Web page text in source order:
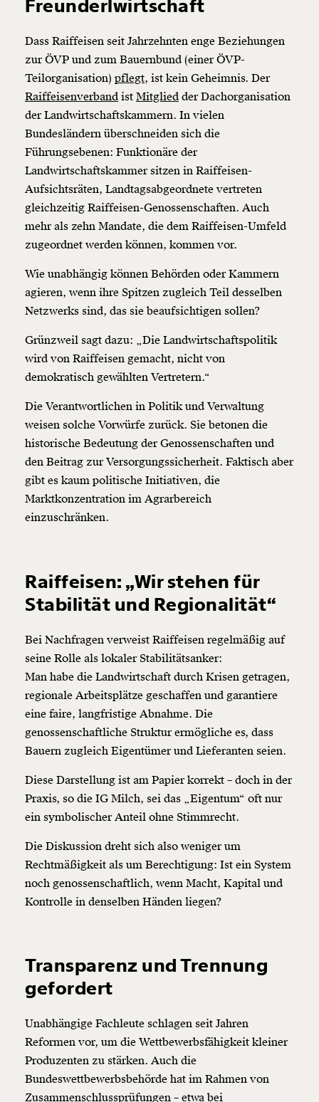
Freunderlwirtschaft
Dass Raiffeisen seit Jahrzehnten enge Beziehungen
zur ÖVP und zum Bauernbund (einer ÖVP-
Teilorganisation) pflegt, ist kein Geheimnis. Der
Raiffeisenverband ist Mitglied der Dachorganisation
der Landwirtschaftskammern. In vielen
Bundesländern überschneiden sich die
Führungsebenen: Funktionäre der
Landwirtschaftskammer sitzen in Raiffeisen-
Aufsichtsräten, Landtagsabgeordnete vertreten
gleichzeitig Raiffeisen-Genossenschaften. Auch
mehr als zehn Mandate, die dem Raiffeisen-Umfeld
zugeordnet werden können, kommen vor.
Wie unabhängig können Behörden oder Kammern
agieren, wenn ihre Spitzen zugleich Teil desselben
Netzwerks sind, das sie beaufsichtigen sollen?
Grünzweil sagt dazu: „Die Landwirtschaftspolitik
wird von Raiffeisen gemacht, nicht von
demokratisch gewählten Vertretern.“
Die Verantwortlichen in Politik und Verwaltung
weisen solche Vorwürfe zurück. Sie betonen die
historische Bedeutung der Genossenschaften und
den Beitrag zur Versorgungssicherheit. Faktisch aber
gibt es kaum politische Initiativen, die
Marktkonzentration im Agrarbereich
einzuschränken.
Raiffeisen: „Wir stehen für
Stabilität und Regionalität“
Bei Nachfragen verweist Raiffeisen regelmäßig auf
seine Rolle als lokaler Stabilitätsanker:
Man habe die Landwirtschaft durch Krisen getragen,
regionale Arbeitsplätze geschaffen und garantiere
eine faire, langfristige Abnahme. Die
genossenschaftliche Struktur ermögliche es, dass
Bauern zugleich Eigentümer und Lieferanten seien.
Diese Darstellung ist am Papier korrekt – doch in der
Praxis, so die IG Milch, sei das „Eigentum“ oft nur
ein symbolischer Anteil ohne Stimmrecht.
Die Diskussion dreht sich also weniger um
Rechtmäßigkeit als um Berechtigung: Ist ein System
noch genossenschaftlich, wenn Macht, Kapital und
Kontrolle in denselben Händen liegen?
Transparenz und Trennung
gefordert
Unabhängige Fachleute schlagen seit Jahren
Reformen vor, um die Wettbewerbsfähigkeit kleiner
Produzenten zu stärken. Auch die
Bundeswettbewerbsbehörde hat im Rahmen von
Zusammenschlussprüfungen – etwa bei